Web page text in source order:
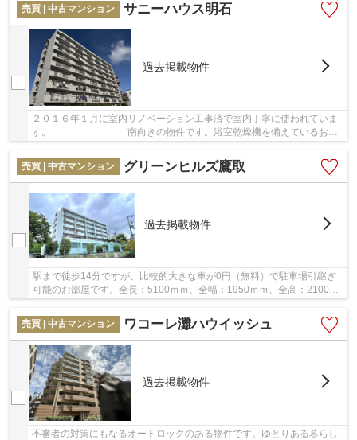
売買 | 中古マンション
サニーハウス明石
過去掲載物件
２０１６年１月に室内リノベーション工事済で室内丁寧に使われていま
す。 南向きの物件です。浴室乾燥機を備えているお風
売買 | 中古マンション
グリーンヒルズ鷹取
過去掲載物件
駅まで徒歩14分ですが、比較的大きな車が0円（無料）で駐車場引継ぎ
可能のお部屋です。全長：5100ｍｍ、全幅：1950ｍｍ、全高：2100ｍ
売買 | 中古マンション
ワコーレ灘ハウイッシュ
過去掲載物件
不審者の対策にもなるオートロックのある物件です。ゆとりある暮らし